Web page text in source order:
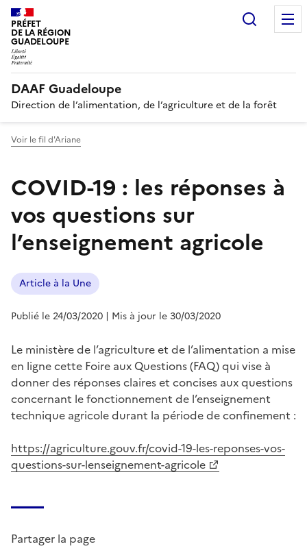
PRÉFET
DE LA RÉGION
GUADELOUPE
DAAF Guadeloupe
Direction de l’alimentation, de l’agriculture et de la forêt
Voir le fil d'Ariane
COVID-19 : les réponses à
vos questions sur
l’enseignement agricole
Article à la Une
Publié le 24/03/2020 | Mis à jour le 30/03/2020
Le ministère de l’agriculture et de l’alimentation a mise
en ligne cette Foire aux Questions (FAQ) qui vise à
donner des réponses claires et concises aux questions
concernant le fonctionnement de l’enseignement
technique agricole durant la période de confinement :
https://agriculture.gouv.fr/covid-19-les-reponses-vos-
questions-sur-lenseignement-agricole
Partager la page